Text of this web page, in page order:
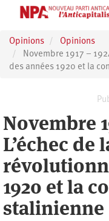
principal
Opinions
Opinions
Novembre 1917 –
des années 1920 et la
Novembre
L’échec de
1920 et la
stalinienne